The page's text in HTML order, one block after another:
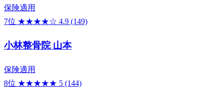
保険適用
7位 ★★★★☆ 4.9 (149)
小林整骨院 山本
保険適用
8位 ★★★★★ 5 (144)